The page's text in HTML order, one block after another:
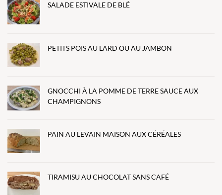
SALADE ESTIVALE DE BLÉ
PETITS POIS AU LARD OU AU JAMBON
GNOCCHI À LA POMME DE TERRE SAUCE AUX
CHAMPIGNONS
PAIN AU LEVAIN MAISON AUX CÉRÉALES
TIRAMISU AU CHOCOLAT SANS CAFÉ